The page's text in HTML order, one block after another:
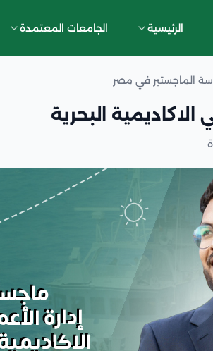
الرئيسية الجامعات المعتمدة
الماجستير في مصر
الاكاديمية البحرية